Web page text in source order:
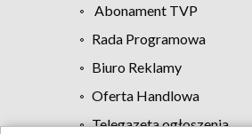
Abonament TVP
Rada Programowa
Biuro Reklamy
Oferta Handlowa
Telegazeta ogłoszenia